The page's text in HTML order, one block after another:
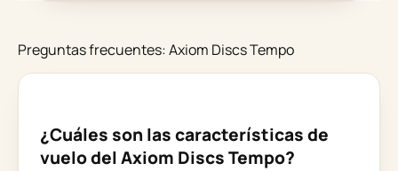
Preguntas frecuentes: Axiom Discs Tempo
¿Cuáles son las características de
vuelo del Axiom Discs Tempo?